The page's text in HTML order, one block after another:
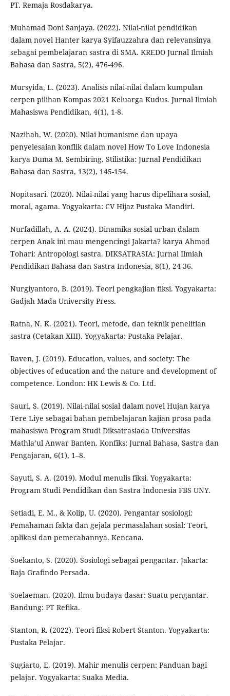
PT. Remaja Rosdakarya.
Muhamad Doni Sanjaya. (2022). Nilai-nilai pendidikan
dalam novel Hanter karya Syifauzzahra dan relevansinya
sebagai pembelajaran sastra di SMA. KREDO Jurnal Ilmiah
Bahasa dan Sastra, 5(2), 476-496.
Mursyida, L. (2023). Analisis nilai-nilai dalam kumpulan
cerpen pilihan Kompas 2021 Keluarga Kudus. Jurnal Ilmiah
Mahasiswa Pendidikan, 4(1), 1-8.
Nazihah, W. (2020). Nilai humanisme dan upaya
penyelesaian konflik dalam novel How To Love Indonesia
karya Duma M. Sembiring. Stilistika: Jurnal Pendidikan
Bahasa dan Sastra, 13(2), 145-154.
Nopitasari. (2020). Nilai-nilai yang harus dipelihara sosial,
moral, agama. Yogyakarta: CV Hijaz Pustaka Mandiri.
Nurfadillah, A. A. (2024). Dinamika sosial urban dalam
cerpen Anak ini mau mengencingi Jakarta? karya Ahmad
Tohari: Antropologi sastra. DIKSATRASIA: Jurnal Ilmiah
Pendidikan Bahasa dan Sastra Indonesia, 8(1), 24-36.
Nurgiyantoro, B. (2019). Teori pengkajian fiksi. Yogyakarta:
Gadjah Mada University Press.
Ratna, N. K. (2021). Teori, metode, dan teknik penelitian
sastra (Cetakan XIII). Yogyakarta: Pustaka Pelajar.
Raven, J. (2019). Education, values, and society: The
objectives of education and the nature and development of
competence. London: HK Lewis & Co. Ltd.
Sauri, S. (2019). Nilai-nilai sosial dalam novel Hujan karya
Tere Liye sebagai bahan pembelajaran kajian prosa pada
mahasiswa Program Studi Diksatrasiada Universitas
Mathla’ul Anwar Banten. Konfiks: Jurnal Bahasa, Sastra dan
Pengajaran, 6(1), 1–8.
Sayuti, S. A. (2019). Modul menulis fiksi. Yogyakarta:
Program Studi Pendidikan dan Sastra Indonesia FBS UNY.
Setiadi, E. M., & Kolip, U. (2020). Pengantar sosiologi:
Pemahaman fakta dan gejala permasalahan sosial: Teori,
aplikasi dan pemecahannya. Kencana.
Soekanto, S. (2020). Sosiologi sebagai pengantar. Jakarta:
Raja Grafindo Persada.
Soelaeman. (2020). Ilmu budaya dasar: Suatu pengantar.
Bandung: PT Refika.
Stanton, R. (2022). Teori fiksi Robert Stanton. Yogyakarta:
Pustaka Pelajar.
Sugiarto, E. (2019). Mahir menulis cerpen: Panduan bagi
pelajar. Yogyakarta: Suaka Media.